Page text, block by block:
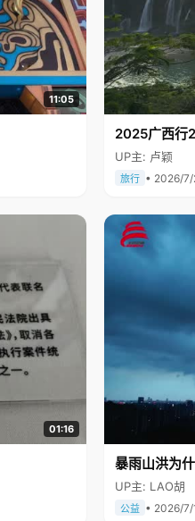
11:05
2025广西行
UP主: 卢颖
旅行 • 2026/
01:16
暴雨山洪为
UP主: LAO胡
公益 • 2026/7/